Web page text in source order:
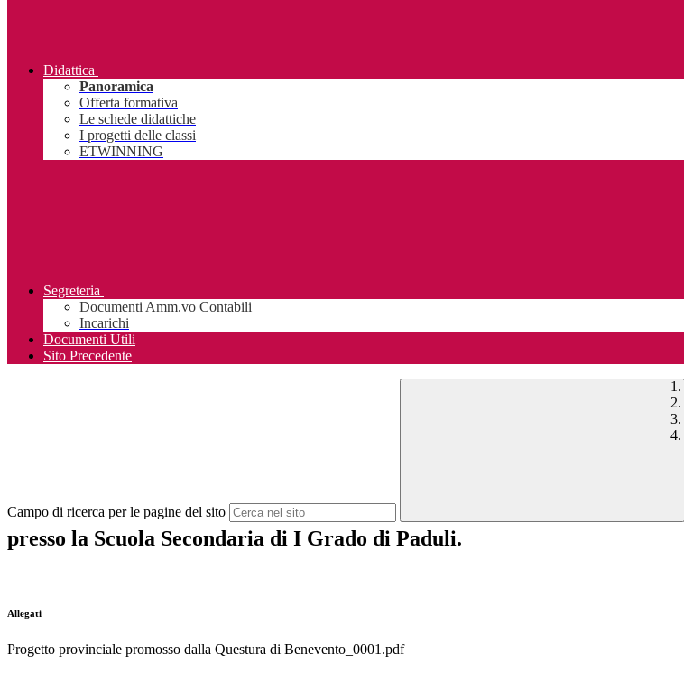
Didattica
Panoramica
Offerta formativa
Le schede didattiche
I progetti delle classi
ETWINNING
Segreteria
Documenti Amm.vo Contabili
Incarichi
Documenti Utili
Sito Precedente
Campo di ricerca per le pagine del sito
presso la Scuola Secondaria di I Grado di Paduli.
Allegati
Progetto provinciale promosso dalla Questura di Benevento_0001.pdf